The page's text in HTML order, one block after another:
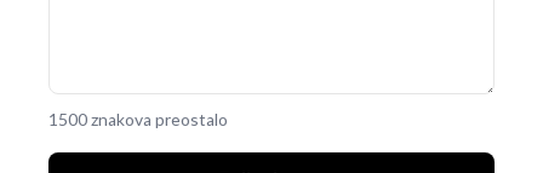
1500 znakova preostalo